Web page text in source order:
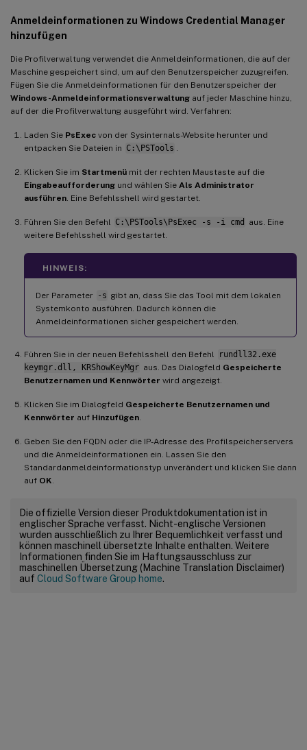
Anmeldeinformationen zu Windows Credential Manager
hinzufügen
Die Profilverwaltung verwendet die Anmeldeinformationen, die auf der
Maschine gespeichert sind, um auf den Benutzerspeicher zuzugreifen.
Fügen Sie die Anmeldeinformationen für den Benutzerspeicher der
Windows-Anmeldeinformationsverwaltung auf jeder Maschine hinzu,
auf der die Profilverwaltung ausgeführt wird. Verfahren:
Laden Sie PsExec von der Sysinternals-Website herunter und
entpacken Sie Dateien in C:\PSTools
Klicken Sie im Startmenü mit der rechten Maustaste auf die
Eingabeaufforderung und wählen Sie Als Administrator
ausführen . Eine Befehlsshell wird gestartet.
Führen Sie den Befehl C:\PSTools\PsExec -s -i cmd
aus. Eine
weitere Befehlsshell wird gestartet.
HINWEIS:
Der Parameter -s gibt an, dass Sie das Tool mit dem lokalen
Systemkonto ausführen. Dadurch können die
Anmeldeinformationen sicher gespeichert werden.
Führen Sie in der neuen Befehlsshell den Befehl
rundll32.exe
keymgr.dll, KRShowKeyMgr aus. Das Dialogfeld Gespeicherte
Benutzernamen und Kennwörter wird angezeigt.
Klicken Sie im Dialogfeld Gespeicherte Benutzernamen und
Kennwörter auf Hinzufügen
Geben Sie den FQDN oder die IP-Adresse des Profilspeicherservers
und die Anmeldeinformationen ein. Lassen Sie den
Standardanmeldeinformationstyp unverändert und klicken Sie dann
auf OK
Die offizielle Version dieser Produktdokumentation ist in
englischer Sprache verfasst. Nicht-englische Versionen
wurden ausschließlich zu Ihrer Bequemlichkeit verfasst und
können maschinell übersetzte Inhalte enthalten. Weitere
Informationen finden Sie im Haftungsausschluss zur
maschinellen Übersetzung (Machine Translation Disclaimer)
auf Cloud Software Group home.